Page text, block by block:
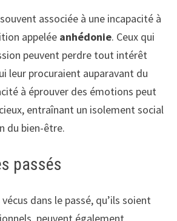
associée à une incapacité à
appelée anhédonie. Ceux qui
peuvent perdre tout intérêt
leur procuraient auparavant du
à éprouver des émotions peut
entraînant un isolement social
du bien-être.
passés
vécus dans le passé, qu’ils soient